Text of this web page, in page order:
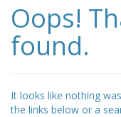
to
content
Oops!
found.
It looks like nothing
the links below or a